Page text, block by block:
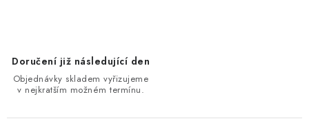
Doručení již následující den
Objednávky skladem vyřizujeme
v nejkratším možném termínu.